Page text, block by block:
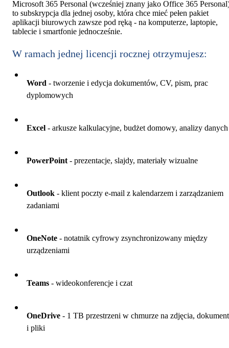
Microsoft 365 Personal (wcześniej znany jako Office 365
to subskrypcja dla jednej osoby, która chce mieć pełen pakiet
aplikacji biurowych zawsze pod ręką - na komputerze, laptopie,
tablecie i smartfonie jednocześnie.
W ramach jednej licencji rocznej otrzymujesz:
Word - tworzenie i edycja dokumentów, CV, pism, prac
dyplomowych
Excel - arkusze kalkulacyjne, budżet domowy, analizy danych
PowerPoint - prezentacje, slajdy, materiały wizualne
Outlook - klient poczty e-mail z kalendarzem i zarządzaniem
zadaniami
OneNote - notatnik cyfrowy zsynchronizowany między
urządzeniami
Teams - wideokonferencje i czat
OneDrive - 1 TB przestrzeni w chmurze na zdjęcia,
i pliki